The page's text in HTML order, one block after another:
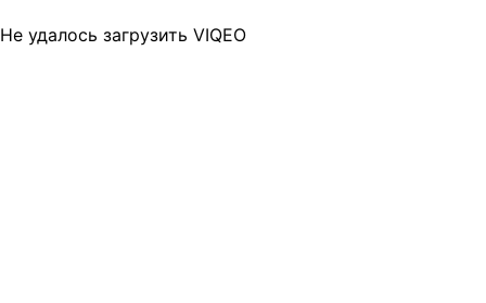
Не удалось загрузить VIQEO